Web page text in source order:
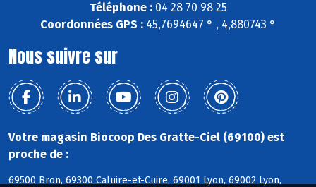
Téléphone :04 28 70 98 25
Coordonnées GPS : 45,7694647 ° , 4,880743 °
Nous suivre sur
Votre magasin Biocoop Des Gratte-Ciel (69100) est
proche de :
69500 Bron, 69300 Caluire-et-Cuire, 69001 Lyon, 69002 Lyon,